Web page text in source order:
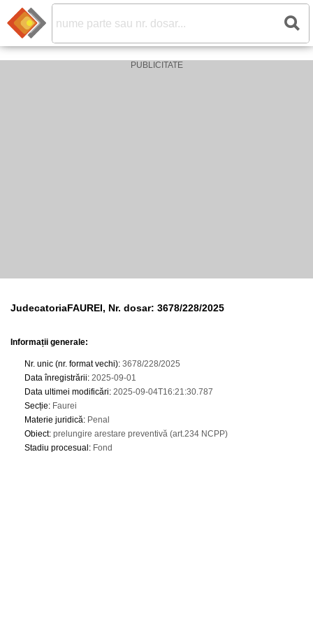
JudecatoriaFAUREI, Nr. dosar: 3678/228/2025
Informații generale:
Nr. unic (nr. format vechi): 3678/228/2025
Data înregistrării: 2025-09-01
Data ultimei modificări: 2025-09-04T16:21:30.787
Secție: Faurei
Materie juridică: Penal
Obiect: prelungire arestare preventivă (art.234 NCPP)
Stadiu procesual : Fond